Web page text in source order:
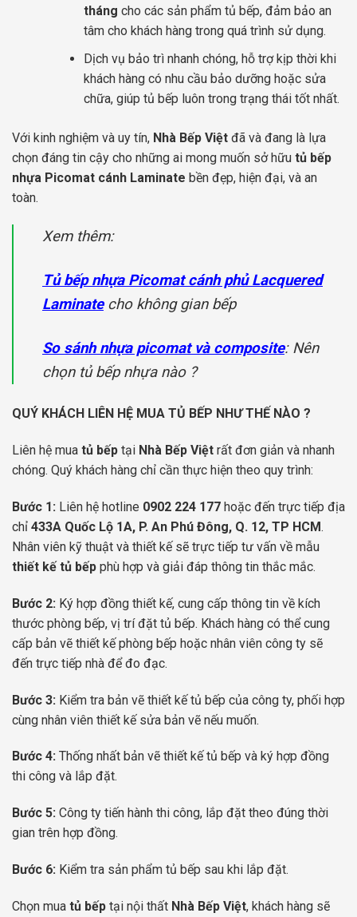
tháng cho các sản phẩm tủ bếp, đảm bảo an
tâm cho khách hàng trong quá trình sử dụng.
Dịch vụ bảo trì nhanh chóng, hỗ trợ kịp thời khi
khách hàng có nhu cầu bảo dưỡng hoặc sửa
chữa, giúp tủ bếp luôn trong trạng thái tốt nhất.
Với kinh nghiệm và uy tín, Nhà Bếp Việt đã và đang là lựa
chọn đáng tin cậy cho những ai mong muốn sở hữu tủ bếp
nhựa Picomat cánh Laminate bền đẹp, hiện đại, và an
toàn.
Xem thêm:
Tủ bếp nhựa Picomat cánh phủ Lacquered
Laminatecho không gian bếp
So sánh nhựa picomat và composite: Nên
chọn tủ bếp nhựa nào ?
QUÝ KHÁCH LIÊN HỆ MUA TỦ BẾP NHƯ THẾ NÀO ?
Liên hệ mua tủ bếp tại Nhà Bếp Việt rất đơn giản và nhanh
chóng. Quý khách hàng chỉ cần thực hiện theo quy trình:
Bước 1: Liên hệ hotline 0902 224 177 hoặc đến trực tiếp địa
chỉ 433A Quốc Lộ 1A, P. An Phú Đông, Q. 12, TP HCM.
Nhân viên kỹ thuật và thiết kế sẽ trực tiếp tư vấn về mẫu
thiết kế tủ bếp phù hợp và giải đáp thông tin thắc mắc.
Bước 2: Ký hợp đồng thiết kế, cung cấp thông tin về kích
thước phòng bếp, vị trí đặt tủ bếp. Khách hàng có thể cung
cấp bản vẽ thiết kế phòng bếp hoặc nhân viên công ty sẽ
đến trực tiếp nhà để đo đạc.
Bước 3: Kiểm tra bản vẽ thiết kế tủ bếp của công ty, phối hợp
cùng nhân viên thiết kế sửa bản vẽ nếu muốn.
Bước 4: Thống nhất bản vẽ thiết kế tủ bếp và ký hợp đồng
thi công và lắp đặt.
Bước 5: Công ty tiến hành thi công, lắp đặt theo đúng thời
gian trên hợp đồng.
Bước 6: Kiểm tra sản phẩm tủ bếp sau khi lắp đặt.
Chọn mua tủ bếp tại nội thất Nhà Bếp Việt, khách hàng sẽ